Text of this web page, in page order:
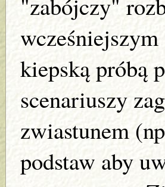
kiepską próbą
scenariuszy
zwiastunem
podstaw aby